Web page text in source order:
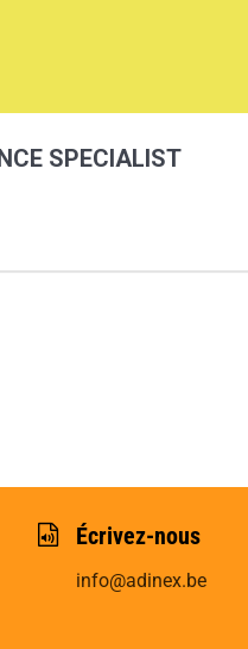
SPECIALIST
Écrivez-nous
info@adinex.be